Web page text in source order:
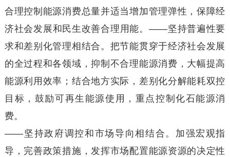
合理控制能源消费总量并适当增加管理弹性，保障经
济社会发展和民生改善合理用能。——坚持普遍性要
求和差别化管理相结合。把节能贯穿于经济社会发展
的全过程和各领域，抑制不合理能源消费，大幅提高
能源利用效率；结合地方实际，差别化分解能耗双控
目标，鼓励可再生能源使用，重点控制化石能源消
费。
——坚持政府调控和市场导向相结合。加强宏观指
导，完善政策措施，发挥市场配置能源资源的决定性